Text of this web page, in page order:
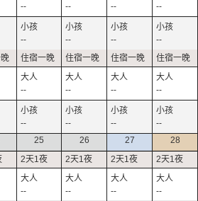
--
--
--
--
--
--
--
--
--
--
--
--
--
--
--
--
25
--
26
--
27
--
28
--